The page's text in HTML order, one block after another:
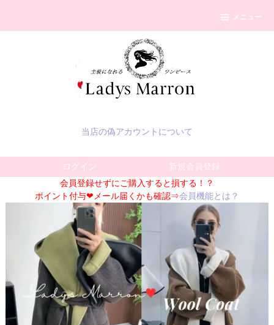
メニュー
当店の偽アカウントについて
ログイン
新規会員登録
会員登録せずにご購入すると損する！？
ポイント付与❤メール届くかも確認⇒会員機能とは？